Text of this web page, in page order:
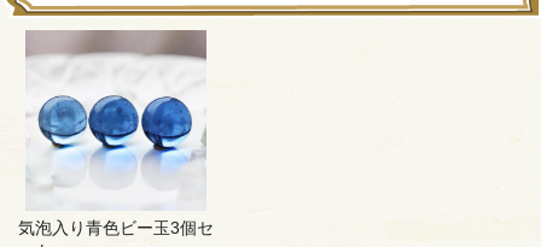
気泡入り青色ビー玉3個セ